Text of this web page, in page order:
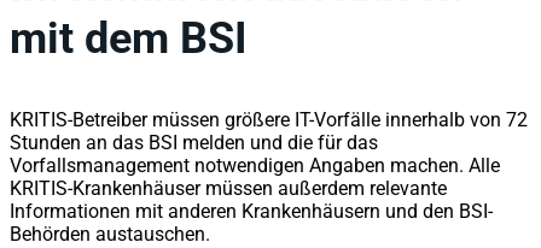
mit dem BSI
KRITIS-Betreiber müssen größere IT-Vorfälle innerhalb von 72
Stunden an das BSI melden und die für das
Vorfallsmanagement notwendigen Angaben machen. Alle
KRITIS-Krankenhäuser müssen außerdem relevante
Informationen mit anderen Krankenhäusern und den BSI-
Behörden austauschen.